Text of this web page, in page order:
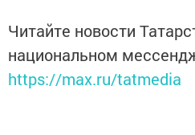
Читайте новости
национальном
https://max.ru/tatmedia